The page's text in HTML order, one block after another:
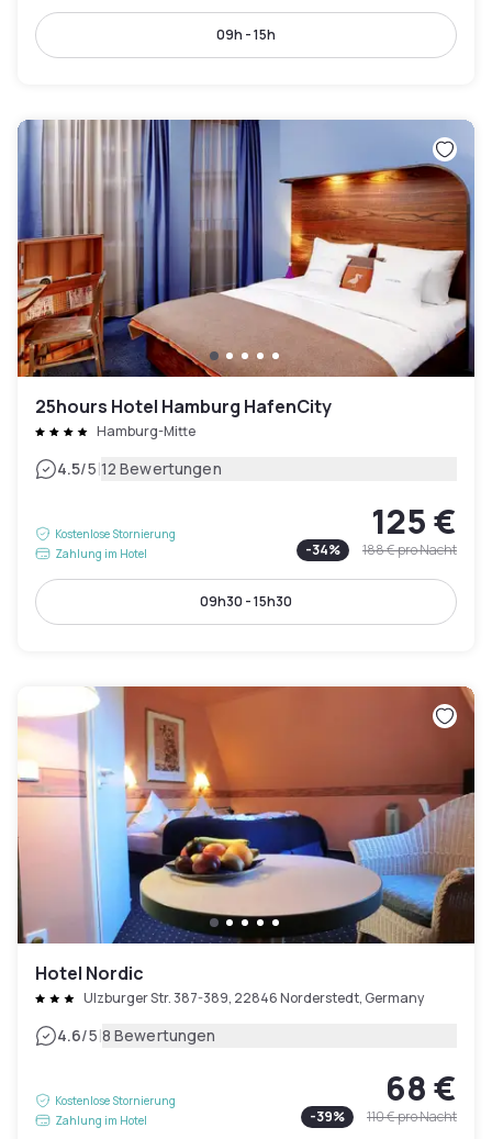
09h - 15h
25hours Hotel Hamburg HafenCity
Hamburg-Mitte
4.5/5|12 Bewertungen
Kostenlose Stornierung
Zahlung im Hotel
125 €
-34% 188 €pro Nacht
09h30 - 15h30
Hotel Nordic
Ulzburger Str. 387-389, 22846 Norderstedt, Germany
4.6/5|8 Bewertungen
Kostenlose Stornierung
Zahlung im Hotel
68 €
-39% 110 €pro Nacht